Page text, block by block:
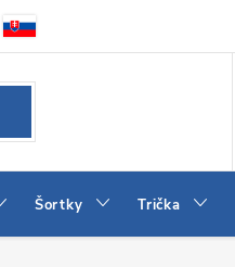
Kontakt
Šortky Trička